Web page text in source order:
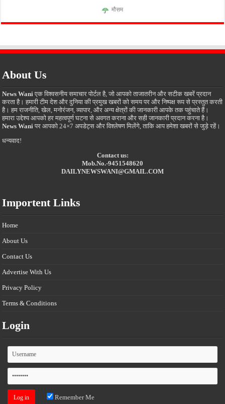
मौसम
About Us
News Wani एक विश्वसनीय समाचार पोर्टल है, जो आपको ताजातरीन और सटीक खबरें प्रदान
करता है। हमारी टीम देश और दुनिया की प्रमुख खबरों को समय पर और निष्पक्ष रूप से प्रस्तुत करती
है। हम राजनीति, खेल, मनोरंजन, व्यापार, और अन्य क्षेत्रों की जानकारी आपके तक पहुंचाते हैं।
हमारा उद्देश्य आपको हर महत्वपूर्ण घटना से अवगत कराना और सही जानकारी प्रदान करना है।
News Wani पर आपको 24×7 अपडेट्स और विश्लेषण मिलेंगे, ताकि आप हमेशा खबरों से जुड़े रहें।
धन्यवाद!
Contact us:
Mob.No.-9451548620
DAILYNEWSWANI@GMAIL.COM
Importent Links
Home
About Us
Contact Us
Advertise With Us
Privacy Policy
Terms & Conditions
Login
Remember Me